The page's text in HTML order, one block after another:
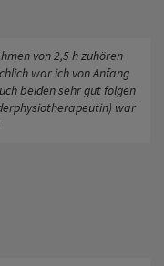
von 2,5 h zuhören
war ich von Anfang
beiden sehr gut folgen
war